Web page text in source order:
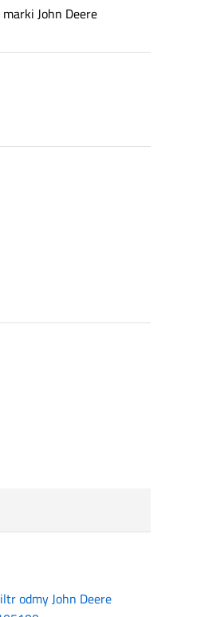
John Deere